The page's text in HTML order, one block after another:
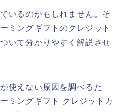
いるのかもしれません。そ
ミングギフトのクレジット
いて分かりやすく解説させ
使えない原因を調べるた
ミングギフト クレジットカ